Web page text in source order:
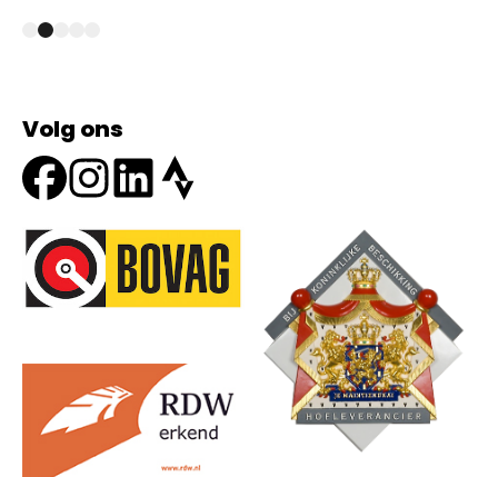
Volg ons
Onze partners